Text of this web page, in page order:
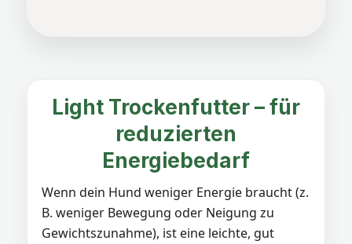
Light Trockenfutter – für
reduzierten
Energiebedarf
Wenn dein Hund weniger Energie braucht (z.
B. weniger Bewegung oder Neigung zu
Gewichtszunahme), ist eine leichte, gut